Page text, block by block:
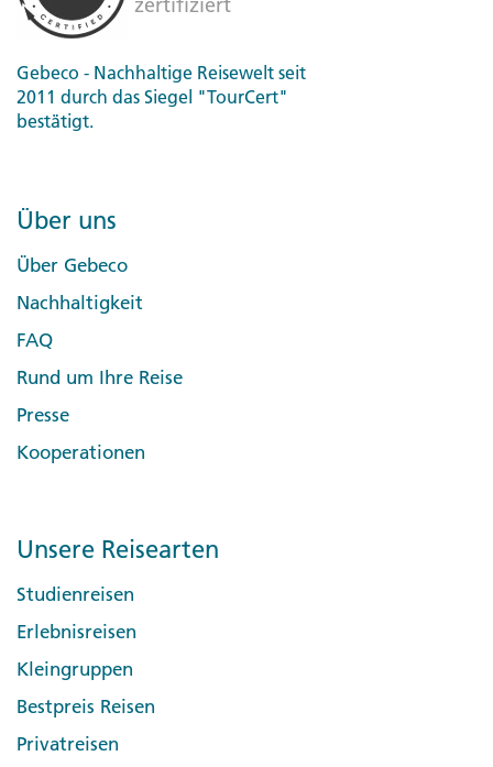
Gebeco - Nachhaltige Reisewelt seit
2011 durch das Siegel "TourCert"
bestätigt.
Über uns
Über Gebeco
Nachhaltigkeit
FAQ
Rund um Ihre Reise
Presse
Kooperationen
Unsere Reisearten
Studienreisen
Erlebnisreisen
Kleingruppen
Bestpreis Reisen
Privatreisen